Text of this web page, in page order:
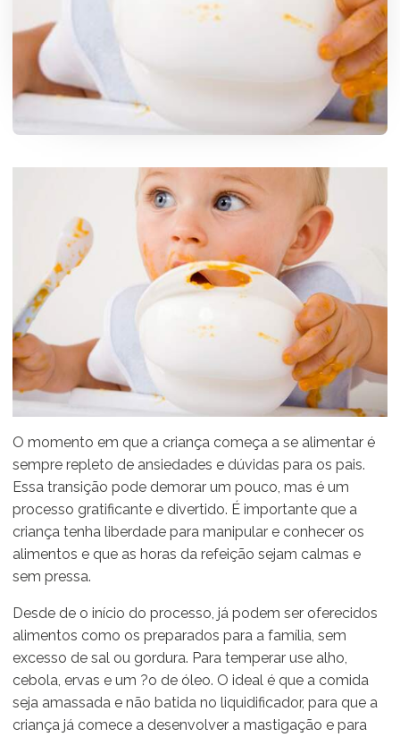
O momento em que a criança começa a se alimentar é
sempre repleto de ansiedades e dúvidas para os pais.
Essa transição pode demorar um pouco, mas é um
processo gratificante e divertido. É importante que a
criança tenha liberdade para manipular e conhecer os
alimentos e que as horas da refeição sejam calmas e
sem pressa.
Desde de o início do processo, já podem ser oferecidos
alimentos como os preparados para a família, sem
excesso de sal ou gordura. Para temperar use alho,
cebola, ervas e um ?o de óleo. O ideal é que a comida
seja amassada e não batida no liquidificador, para que a
criança já comece a desenvolver a mastigação e para